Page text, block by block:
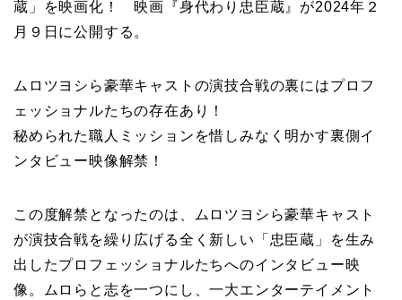
蔵」を映画化！ 映画『身代わり忠臣蔵』が2024年２
月９日に公開する。
ムロツヨシら豪華キャストの演技合戦の裏にはプロフ
ェッショナルたちの存在あり！
秘められた職人ミッションを惜しみなく明かす裏側イ
ンタビュー映像解禁！
この度解禁となったのは、ムロツヨシら豪華キャスト
が演技合戦を繰り広げる全く新しい「忠臣蔵」を生み
出したプロフェッショナルたちへのインタビュー映
像。ムロらと志を一つにし、一大エンターテイメント